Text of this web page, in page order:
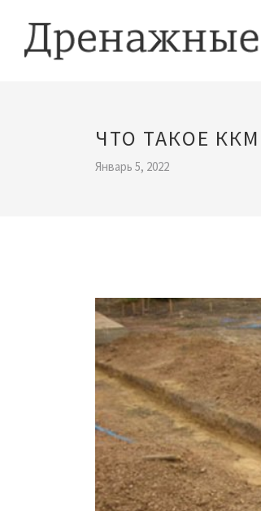
ЧТО ТАКОЕ ККМ
Январь 5, 2022